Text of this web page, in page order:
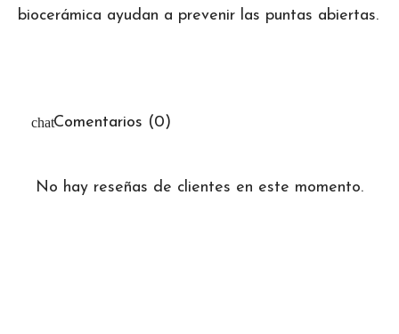
biocerámica ayudan a prevenir las puntas abiertas.
Comentarios (0)
No hay reseñas de clientes en este momento.